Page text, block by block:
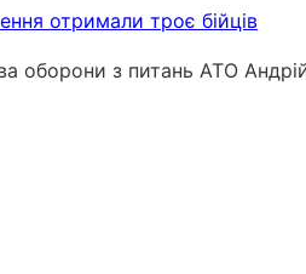
оборони з питань АТО